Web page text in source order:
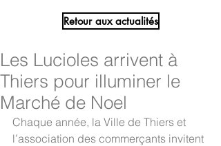
Retour aux actualités
Les Lucioles arrivent à
Thiers pour illuminer le
Marché de Noel
Chaque année, la Ville de Thiers et
l’association des commerçants invitent